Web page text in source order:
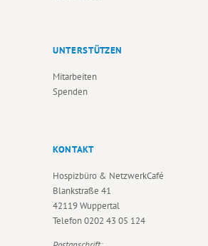
UNTERSTÜTZEN
Mitarbeiten
Spenden
KONTAKT
Hospizbüro & NetzwerkCafé
Blankstraße 41
42119 Wuppertal
Telefon0202 43 05 124